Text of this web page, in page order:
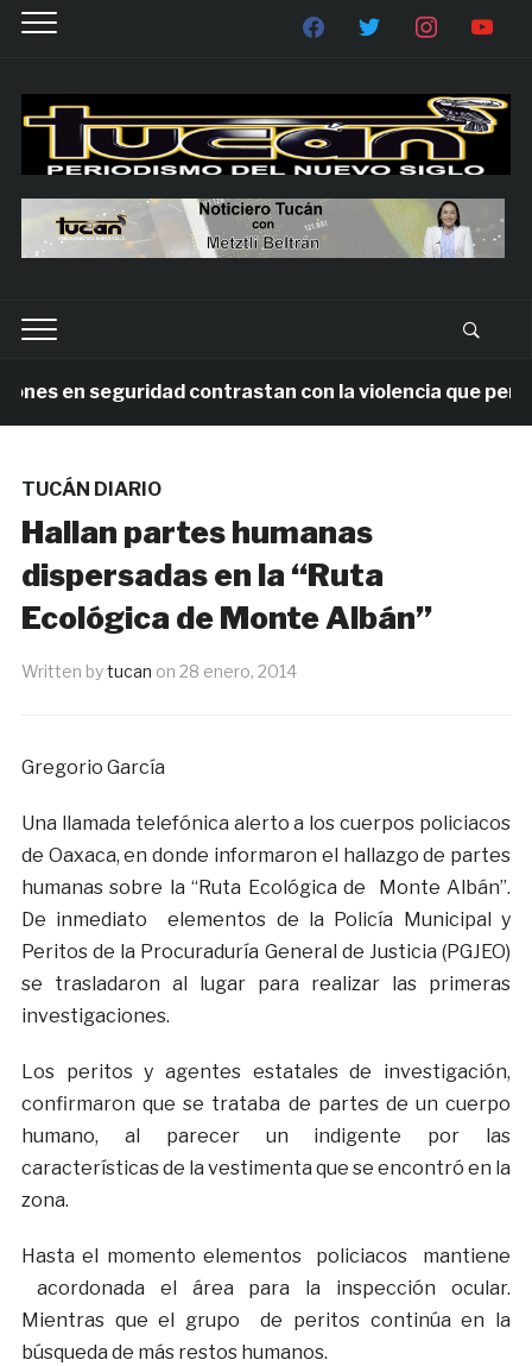
en seguridad contrastan con la violencia que
TUCÁN DIARIO
Hallan partes humanas
dispersadas en la “Ruta
Ecológica de Monte Albán”
Written bytucan on 28 enero, 2014
Gregorio García
Una llamada telefónica alerto a los cuerpos policiacos
de Oaxaca, en donde informaron el hallazgo de partes
humanas sobre la “Ruta Ecológica de Monte Albán”.
De inmediato elementos de la Policía Municipal y
Peritos de la Procuraduría General de Justicia (PGJEO)
se trasladaron al lugar para realizar las primeras
investigaciones.
Los peritos y agentes estatales de investigación,
confirmaron que se trataba de partes de un cuerpo
humano, al parecer un indigente por las
características de la vestimenta que se encontró en la
zona.
Hasta el momento elementos policiacos mantiene
acordonada el área para la inspección ocular.
Mientras que el grupo de peritos continúa en la
búsqueda de más restos humanos.